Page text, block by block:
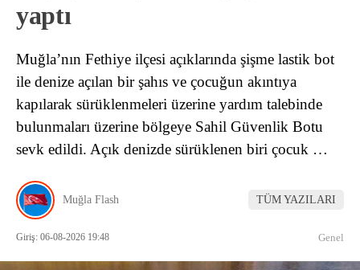
yaptı
Muğla’nın Fethiye ilçesi açıklarında şişme lastik bot
ile denize açılan bir şahıs ve çocuğun akıntıya
kapılarak sürüklenmeleri üzerine yardım talebinde
bulunmaları üzerine bölgeye Sahil Güvenlik Botu
sevk edildi. Açık denizde sürüklenen biri çocuk …
Muğla Flash TÜM YAZILARI
Giriş: 06-08-2026 19:48 Genel